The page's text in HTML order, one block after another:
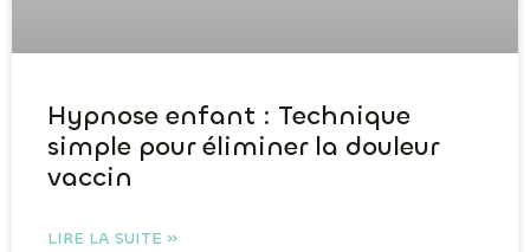
Hypnose enfant : Technique
simple pour éliminer la douleur
vaccin
LIRE LA SUITE »